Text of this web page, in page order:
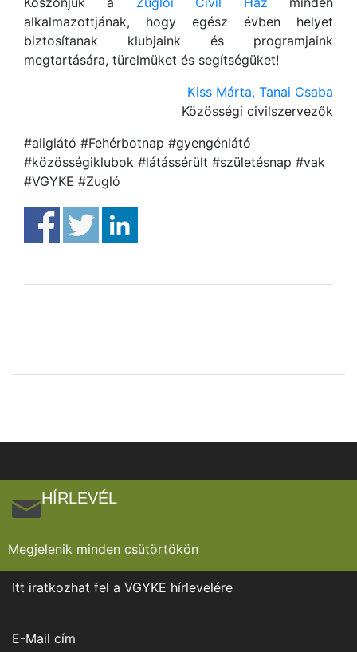
alkalmazottjának, hogy egész évben helyet
biztosítanak klubjaink és programjaink
megtartására, türelmüket és segítségüket!
Kiss Márta, Tanai Csaba
Közösségi civilszervezők
#aliglátó #Fehérbotnap #gyengénlátó
#közösségiklubok #látássérült #születésnap #vak
#VGYKE #Zugló
HÍRLEVÉL
Megjelenik minden csütörtökön
Itt iratkozhat fel a VGYKE hírlevelére
E-Mail cím